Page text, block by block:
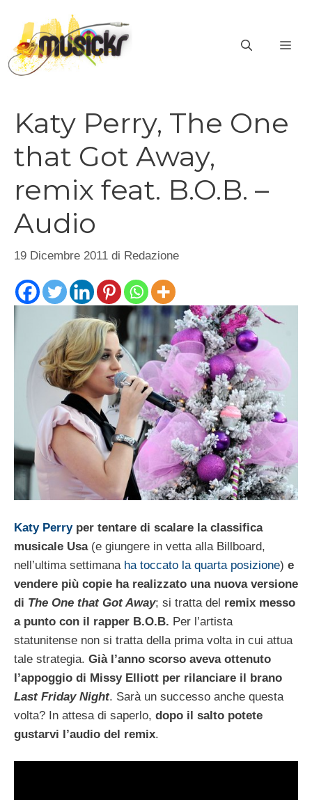
contenuto
Katy Perry, The One
that Got Away,
remix feat. B.O.B. –
Audio
19 Dicembre 2011 di Redazione
Katy Perryper tentare di scalare la classifica
musicale Usa(e giungere in vetta alla Billboard,
nell’ultima settimana ha toccato la quarta posizione) e
vendere più copie ha realizzato una nuova versione
di The One that Got Away; si tratta del remix messo
a punto con il rapper B.O.B. Per l’artista
statunitense non si tratta della prima volta in cui attua
tale strategia. Già l’anno scorso aveva ottenuto
l’appoggio di Missy Elliott per rilanciare il brano
Last Friday Night. Sarà un successo anche questa
volta? In attesa di saperlo, dopo il salto potete
gustarvi l’audio del remix.